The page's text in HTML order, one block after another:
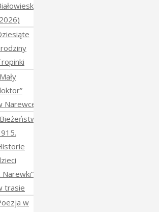
Narewce
Narewki”
trasie
w